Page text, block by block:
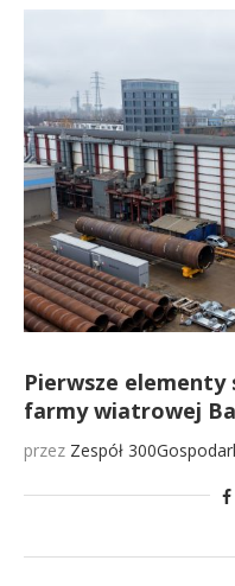
Pierwsze
farmy wiatrowej
przez Zespół